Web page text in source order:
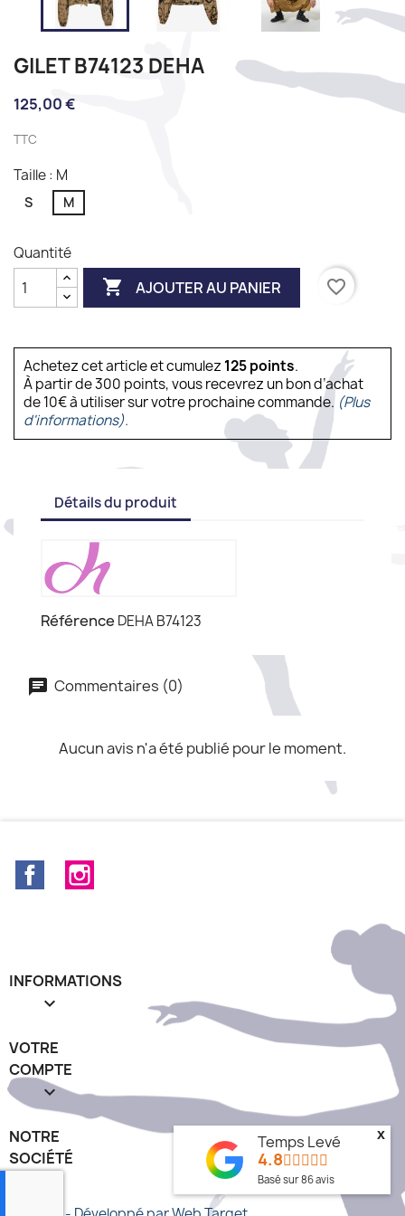
GILET B74123 DEHA
125,00 €
TTC
Taille : M
S M
Quantité
 AJOUTER AU PANIER favorite_border
Achetez cet article et cumulez 125points.
À partir de 300 points, vous recevrez un bon d’achat
de 10€ à utiliser sur votre prochaine commande. (Plus
d'informations).
Détails du produit
Référence DEHA B74123
Commentaires (0)
Aucun avis n'a été publié pour le moment.
Facebook
INFORMATIONS

VOTRE
COMPTE

NOTRE
SOCIÉTÉ
Temps Levé
4.8
Basé sur86avis
x